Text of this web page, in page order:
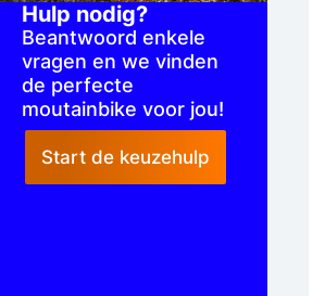
Hulp nodig?
Beantwoord enkele
vragen en we vinden
de perfecte
moutainbike voor jou!
Start de keuzehulp